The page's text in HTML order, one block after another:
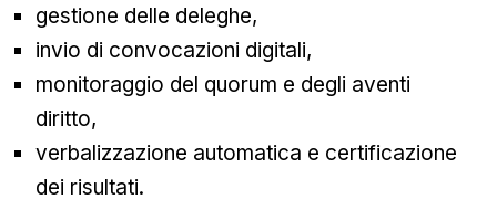
gestione delle deleghe,
invio di convocazioni digitali,
monitoraggio del quorum e degli aventi
diritto,
verbalizzazione automatica e certificazione
dei risultati.